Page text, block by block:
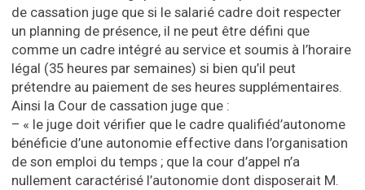
de cassation juge que si le salarié cadre doit respecter
un planning de présence, il ne peut être défini que
comme un cadre intégré au service et soumis à l’horaire
légal (35 heures par semaines) si bien qu’il peut
prétendre au paiement de ses heures supplémentaires.
Ainsi la Cour de cassation juge que :
– « le juge doit vérifier que le cadre qualifiéd’autonome
bénéficie d’une autonomie effective dans l’organisation
de son emploi du temps ; que la cour d’appel n’a
nullement caractérisé l’autonomie dont disposerait M.